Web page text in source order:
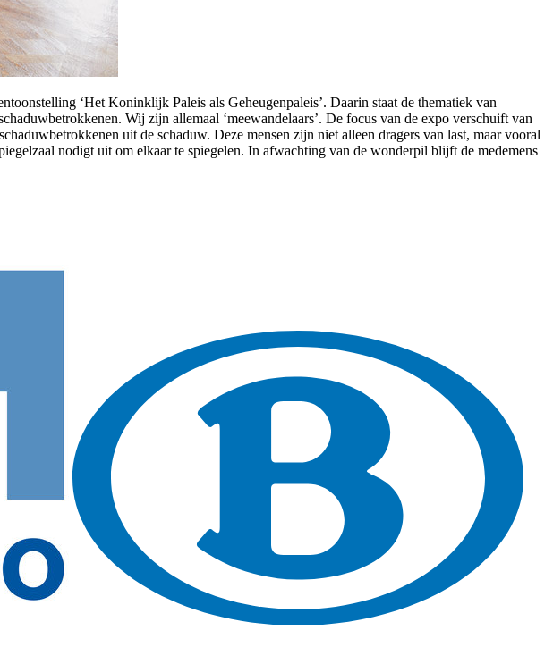
‘Het Koninklijk Paleis als Geheugenpaleis’. Daarin staat de thematiek van
Wij zijn allemaal ‘meewandelaars’. De focus van de expo verschuift van
uit de schaduw. Deze mensen zijn niet alleen dragers van last, maar vooral
nodigt uit om elkaar te spiegelen. In afwachting van de wonderpil blijft de medemens